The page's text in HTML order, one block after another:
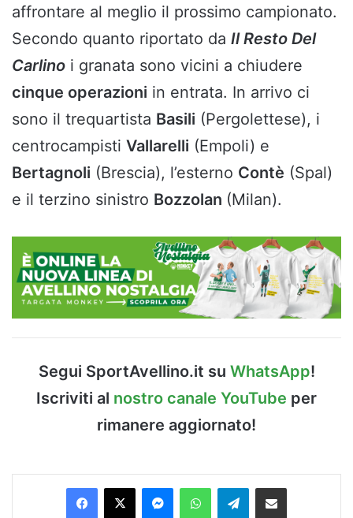
affrontare al meglio il prossimo campionato.
Secondo quanto riportato da Il Resto Del
Carlino i granata sono vicini a chiudere
cinque operazioni in entrata. In arrivo ci
sono il trequartista Basili (Pergolettese), i
centrocampisti Vallarelli (Empoli) e
Bertagnoli (Brescia), l’esterno Contè (Spal)
e il terzino sinistro Bozzolan (Milan).
Segui SportAvellino.it su WhatsApp!
Iscriviti al nostro canale YouTube per
rimanere aggiornato!
Facebook
X MessengerWhatsAppTelegramCondividi via Email